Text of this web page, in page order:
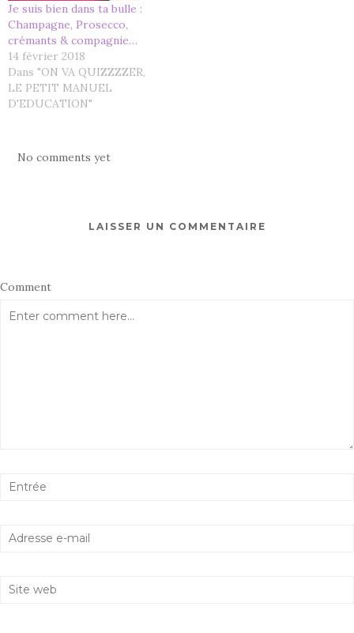
Je suis bien dans ta bulle :
Champagne, Prosecco,
crémants & compagnie…
14 février 2018
Dans "ON VA QUIZZZZER,
LE PETIT MANUEL
D'EDUCATION"
No comments yet
LAISSER UN COMMENTAIRE
Comment